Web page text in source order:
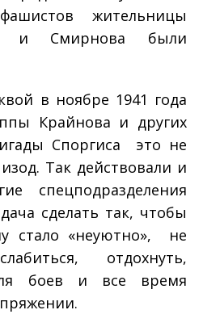
жительницы
и Смирнова были
в ноябре 1941 года
Крайнова и других
Споргиса ­ это не
Так действовали и
спецподразделения
сделать так, чтобы
стало «неуютно», не
отдохнуть,
боев и все время